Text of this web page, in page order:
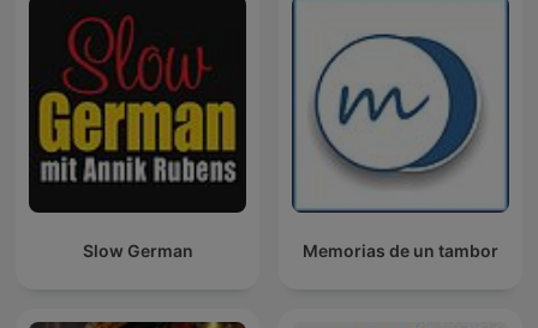
Slow German Memorias de un tambor